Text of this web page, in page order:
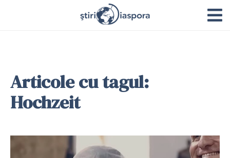
Articole cu tagul:
Hochzeit